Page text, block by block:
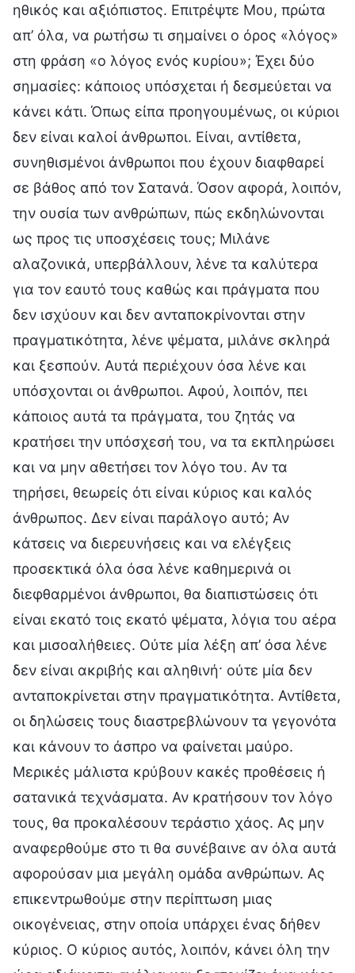
ηθικός και αξιόπιστος. Επιτρέψτε Μου, πρώτα
απ’ όλα, να ρωτήσω τι σημαίνει ο όρος «λόγος»
στη φράση «ο λόγος ενός κυρίου»; Έχει δύο
σημασίες: κάποιος υπόσχεται ή δεσμεύεται να
κάνει κάτι. Όπως είπα προηγουμένως, οι κύριοι
δεν είναι καλοί άνθρωποι. Είναι, αντίθετα,
συνηθισμένοι άνθρωποι που έχουν διαφθαρεί
σε βάθος από τον Σατανά. Όσον αφορά, λοιπόν,
την ουσία των ανθρώπων, πώς εκδηλώνονται
ως προς τις υποσχέσεις τους; Μιλάνε
αλαζονικά, υπερβάλλουν, λένε τα καλύτερα
για τον εαυτό τους καθώς και πράγματα που
δεν ισχύουν και δεν ανταποκρίνονται στην
πραγματικότητα, λένε ψέματα, μιλάνε σκληρά
και ξεσπούν. Αυτά περιέχουν όσα λένε και
υπόσχονται οι άνθρωποι. Αφού, λοιπόν, πει
κάποιος αυτά τα πράγματα, του ζητάς να
κρατήσει την υπόσχεσή του, να τα εκπληρώσει
και να μην αθετήσει τον λόγο του. Αν τα
τηρήσει, θεωρείς ότι είναι κύριος και καλός
άνθρωπος. Δεν είναι παράλογο αυτό; Αν
κάτσεις να διερευνήσεις και να ελέγξεις
προσεκτικά όλα όσα λένε καθημερινά οι
διεφθαρμένοι άνθρωποι, θα διαπιστώσεις ότι
είναι εκατό τοις εκατό ψέματα, λόγια του αέρα
και μισοαλήθειες. Ούτε μία λέξη απ’ όσα λένε
δεν είναι ακριβής και αληθινή· ούτε μία δεν
ανταποκρίνεται στην πραγματικότητα. Αντίθετα,
οι δηλώσεις τους διαστρεβλώνουν τα γεγονότα
και κάνουν το άσπρο να φαίνεται μαύρο.
Μερικές μάλιστα κρύβουν κακές προθέσεις ή
σατανικά τεχνάσματα. Αν κρατήσουν τον λόγο
τους, θα προκαλέσουν τεράστιο χάος. Ας μην
αναφερθούμε στο τι θα συνέβαινε αν όλα αυτά
αφορούσαν μια μεγάλη ομάδα ανθρώπων. Ας
επικεντρωθούμε στην περίπτωση μιας
οικογένειας, στην οποία υπάρχει ένας δήθεν
κύριος. Ο κύριος αυτός, λοιπόν, κάνει όλη την